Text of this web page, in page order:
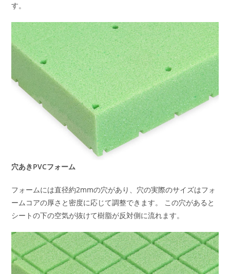
す。
穴あきPVCフォーム
フォームには直径約2mmの穴があり、穴の実際のサイズはフォ
ームコアの厚さと密度に応じて調整できます。 この穴があると
シートの下の空気が抜けて樹脂が反対側に流れます。